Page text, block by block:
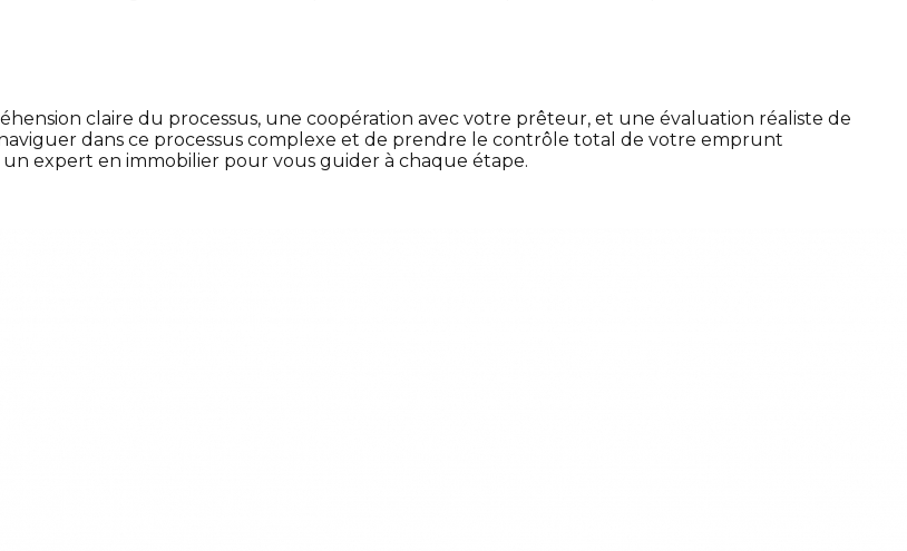
claire du processus, une coopération avec votre prêteur, et une évaluation réaliste de
dans ce processus complexe et de prendre le contrôle total de votre emprunt
expert en immobilier pour vous guider à chaque étape.